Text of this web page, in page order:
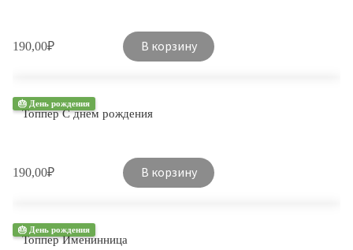
190,00₽ В корзину
🎂 День рождения
Топпер С днем ​​рождения
190,00₽ В корзину
🎂 День рождения
Топпер Именинница